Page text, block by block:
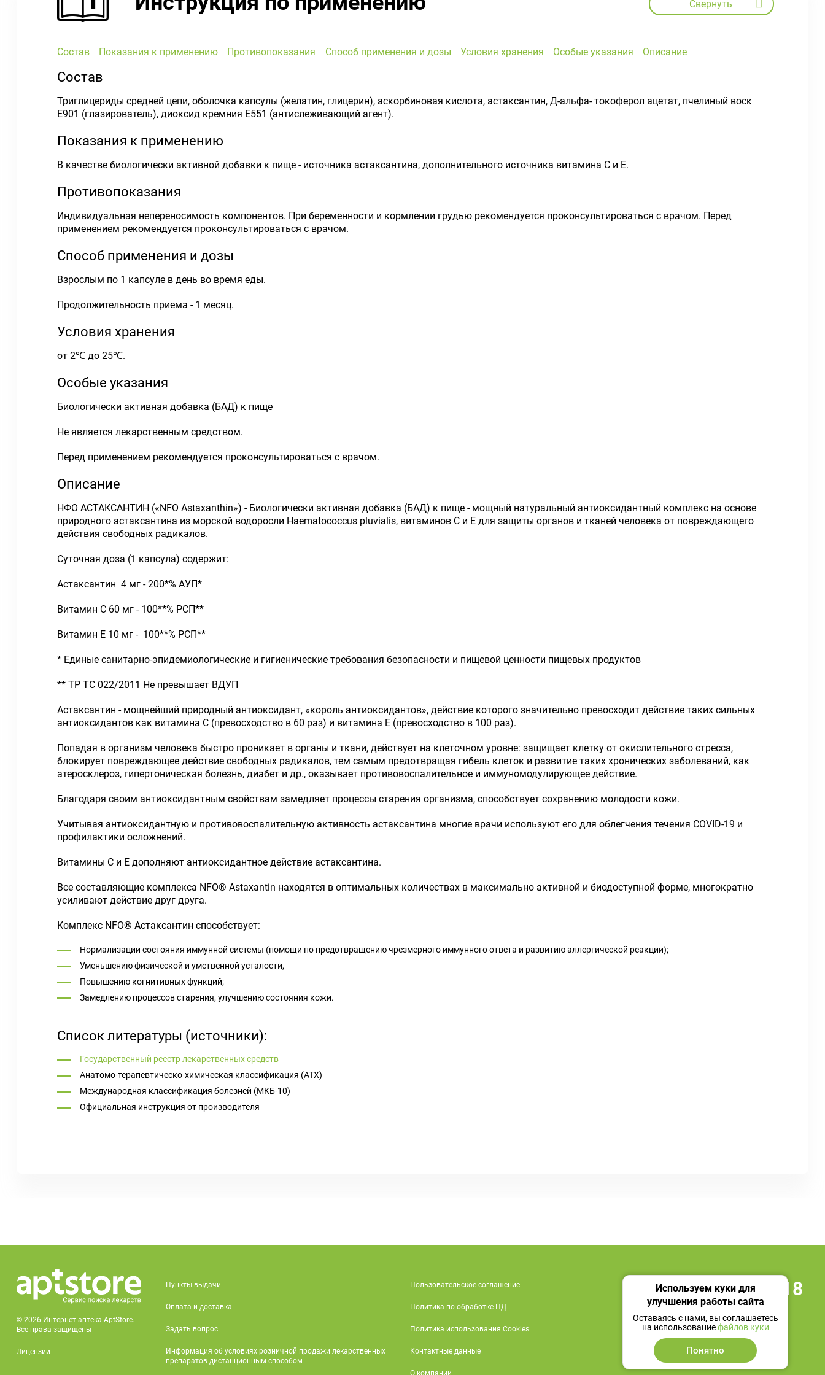
Свернуть
Состав Показания к применению Противопоказания Способ применения и дозы Условия хранения Особые указания Описание
Состав
Триглицериды средней цепи, оболочка капсулы (желатин, глицерин), аскорбиновая кислота, астаксантин, Д-альфа- токоферол ацетат, пчелиный воск
E901 (глазирователь), диоксид кремния E551 (антислеживающий агент).
Показания к применению
В качестве биологически активной добавки к пище - источника астаксантина, дополнительного источника витамина С и Е.
Противопоказания
Индивидуальная непереносимость компонентов. При беременности и кормлении грудью рекомендуется проконсультироваться с врачом. Перед
применением рекомендуется проконсультироваться с врачом.
Способ применения и дозы
Взрослым по 1 капсуле в день во время еды.
Продолжительность приема - 1 месяц.
Условия хранения
от 2℃ до 25℃.
Особые указания
Биологически активная добавка (БАД) к пище
Не является лекарственным средством.
Перед применением рекомендуется проконсультироваться с врачом.
Описание
НФО АСТАКСАНТИН («NFO Astaxanthin») - Биологически активная добавка (БАД) к пище - мощный натуральный антиоксидантный комплекс на основе
природного астаксантина из морской водоросли Haematococcus pluvialis, витаминов С и Е для защиты органов и тканей человека от повреждающего
действия свободных радикалов.
Суточная доза (1 капсула) содержит:
Астаксантин 4 мг - 200*% АУП*
Витамин С 60 мг - 100**% РСП**
Витамин E 10 мг - 100**% РСП**
* Единые санитарно-эпидемиологические и гигиенические требования безопасности и пищевой ценности пищевых продуктов
** ТР ТС 022/2011 Не превышает ВДУП
Астаксантин - мощнейший природный антиоксидант, «король антиоксидантов», действие которого значительно превосходит действие таких сильных
антиоксидантов как витамина С (превосходство в 60 раз) и витамина Е (превосходство в 100 раз).
Попадая в организм человека быстро проникает в органы и ткани, действует на клеточном уровне: защищает клетку от окислительного стресса,
блокирует повреждающее действие свободных радикалов, тем самым предотвращая гибель клеток и развитие таких хронических заболеваний, как
атеросклероз, гипертоническая болезнь, диабет и др., оказывает противовоспалительное и иммуномодулирующее действие.
Благодаря своим антиоксидантным свойствам замедляет процессы старения организма, способствует сохранению молодости кожи.
Учитывая антиоксидантную и противовоспалительную активность астаксантина многие врачи используют его для облегчения течения COVID-19 и
профилактики осложнений.
Витамины С и Е дополняют антиоксидантное действие астаксантина.
Все составляющие комплекса NFO® Astaxantin находятся в оптимальных количествах в максимально активной и биодоступной форме, многократно
усиливают действие друг друга.
Комплекс NFO® Астаксантин способствует:
Нормализации состояния иммунной системы (помощи по предотвращению чрезмерного иммунного ответа и развитию аллергической реакции);
Уменьшению физической и умственной усталости,
Повышению когнитивных функций;
Замедлению процессов старения, улучшению состояния кожи.
Список литературы (источники):
Государственный реестр лекарственных средств
Анатомо-терапевтическо-химическая классификация (ATX)
Международная классификация болезней (МКБ-10)
Официальная инструкция от производителя
© 2026 Интернет-аптека AptStore.
Все права защищены
Лицензии
Пункты выдачи
Оплата и доставка
Задать вопрос
Информация об условиях розничной продажи лекарственных
препаратов дистанционным способом
Пользовательское соглашение
Политика по обработке ПД
Политика использования Cookies
Контактные данные
О компании
+7 495 419 18 18
Используем куки для
улучшения работы сайта
Оставаясь с нами, вы соглашаетесь
на использованиефайлов куки
Понятно